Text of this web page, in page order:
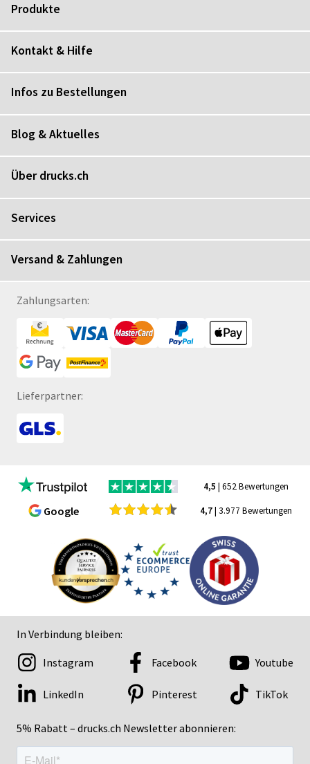
Produkte
Kontakt & Hilfe
Infos zu Bestellungen
Blog & Aktuelles
Über drucks.ch
Services
Versand & Zahlungen
Zahlungsarten:
Lieferpartner:
4,5 | 652 Bewertungen
Google 4,7| 3.977 Bewertungen
In Verbindung bleiben:
5% Rabatt – drucks.ch Newsletter abonnieren:
Instagram Facebook Youtube
LinkedIn Pinterest TikTok